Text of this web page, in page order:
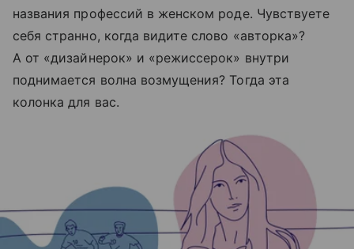
названия профессий в женском роде. Чувствуете
себя странно, когда видите слово «авторка»?
А от «дизайнерок» и «режиссерок» внутри
поднимается волна возмущения? Тогда эта
колонка для вас.